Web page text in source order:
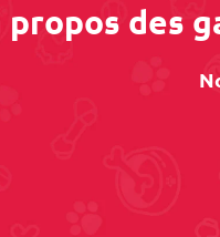
propos des